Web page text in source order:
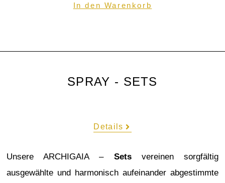
In den Warenkorb
SPRAY - SETS
Details
Unsere ARCHIGAIA –Setsvereinen sorgfältig
ausgewählte und harmonisch aufeinander abgestimmte